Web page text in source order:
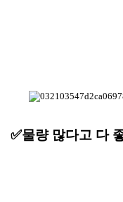
✅물량 많다고 다